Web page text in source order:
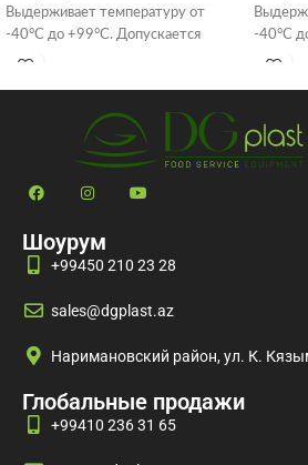
Выдерживает температуру от
-40°C до +99°C. Допускается
мойка в посудомоечной машине при
-40°C
мойка
Шоурум
+99450 210 23 28
sales@dgplast.az
Наримановский район, ул. К.
Глобальные продажи
+99410 236 31 65